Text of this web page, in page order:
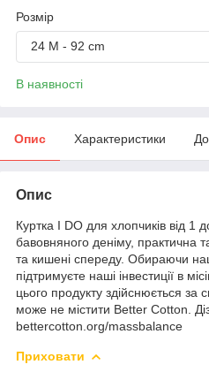
Розмір
24 M - 92 cm
В наявності
Опис Характеристики
Опис
Куртка I DO для хлопчиків від 1
бавовняного деніму, практична
та кишені спереду. Обираючи
підтримуєте наші інвестиції в
цього продукту здійснюється за
може не містити Better Cotton.
bettercotton.org/massbalance
Приховати